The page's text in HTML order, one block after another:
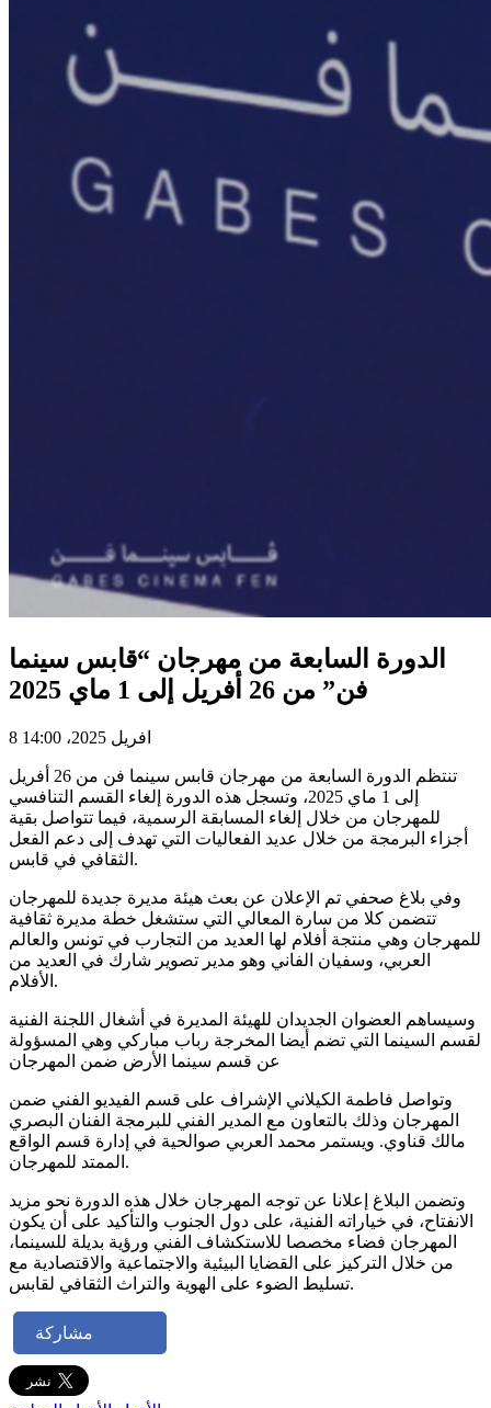
الدورة السابعة من مهرجان “قابس سينما
فن” من 26 أفريل إلى 1 ماي 2025
8 افريل 2025، 14:00
تنتظم الدورة السابعة من مهرجان قابس سينما فن من 26 أفريل
إلى 1 ماي 2025، وتسجل هذه الدورة إلغاء القسم التنافسي
للمهرجان من خلال إلغاء المسابقة الرسمية، فيما تتواصل بقية
أجزاء البرمجة من خلال عديد الفعاليات التي تهدف إلى دعم الفعل
الثقافي في قابس.
وفي بلاغ صحفي تم الإعلان عن بعث هيئة مديرة جديدة للمهرجان
تتضمن كلا من سارة المعالي التي ستشغل خطة مديرة ثقافية
للمهرجان وهي منتجة أفلام لها العديد من التجارب في تونس والعالم
العربي، وسفيان الفاني وهو مدير تصوير شارك في العديد من
الأفلام.
وسيساهم العضوان الجديدان للهيئة المديرة في أشغال اللجنة الفنية
لقسم السينما التي تضم أيضا المخرجة رباب مباركي وهي المسؤولة
عن قسم سينما الأرض ضمن المهرجان
وتواصل فاطمة الكيلاني الإشراف على قسم الفيديو الفني ضمن
المهرجان وذلك بالتعاون مع المدير الفني للبرمجة الفنان البصري
مالك قناوي. ويستمر محمد العربي صوالحية في إدارة قسم الواقع
الممتد للمهرجان.
وتضمن البلاغ إعلانا عن توجه المهرجان خلال هذه الدورة نحو مزيد
الانفتاح، في خياراته الفنية، على دول الجنوب والتأكيد على أن يكون
المهرجان فضاء مخصصا للاستكشاف الفني ورؤية بديلة للسينما،
من خلال التركيز على القضايا البيئية والاجتماعية والاقتصادية مع
تسليط الضوء على الهوية والتراث الثقافي لقابس.
مشاركة